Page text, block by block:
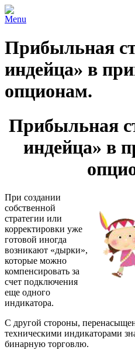
Menu
Прибыльная
индейца» в
опционам.
Прибыльная
индейца» в
При создании
собственной
стратегии или
корректировки уже
готовой иногда
возникают «дырки»,
которые можно
компенсировать за
счет подключения
еще одного
индикатора.
С другой стороны,
техническими индикаторами
бинарную торговлю.